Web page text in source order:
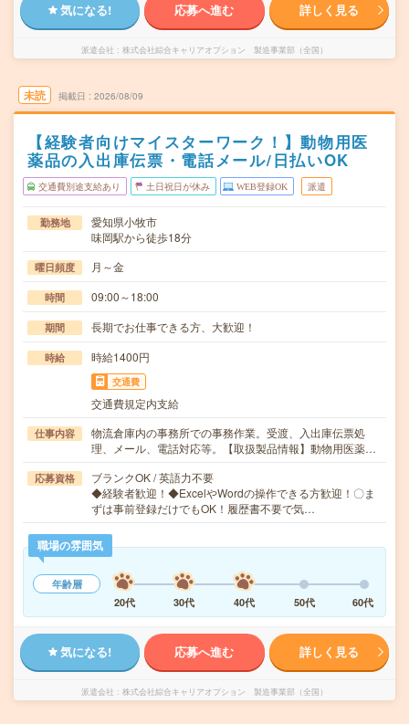
気になる! 応募へ進む 詳しく見る
派遣会社 株式会社綜合キャリアオプション 製造事業部（全国）
未読 掲載日 2026/08/09
【経験者向けマイスターワーク！】動物用医
薬品の入出庫伝票・電話メール/日払いOK
交通費別途支給あり 土日祝日が休み WEB登録OK 派遣
勤務地
愛知県小牧市
味岡駅から徒歩18分
曜日頻度 月～金
時間 09:00～18:00
期間 長期でお仕事できる方、大歓迎！
時給 時給1400円
交通費
交通費規定内支給
仕事内容
物流倉庫内の事務所での事務作業。受渡、入出庫伝票処
理、メール、電話対応等。【取扱製品情報】動物用医薬…
応募資格
ブランクOK / 英語力不要
◆経験者歓迎！◆ExcelやWordの操作できる方歓迎！〇ま
ずは事前登録だけでもOK！履歴書不要で気…
職場の雰囲気
年齢層
20代
30代 40代 50代 60代
気になる! 応募へ進む 詳しく見る
派遣会社 株式会社綜合キャリアオプション 製造事業部（全国）